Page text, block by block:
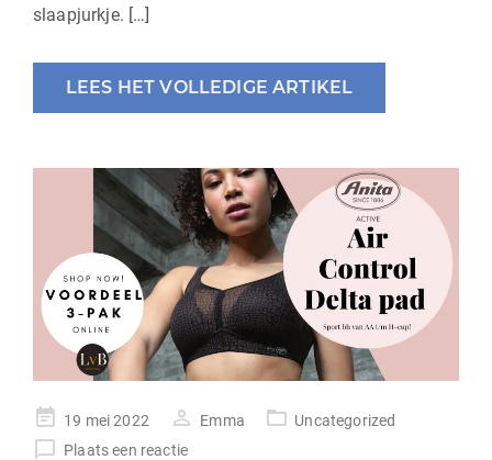
slaapjurkje. […]
LEES HET VOLLEDIGE ARTIKEL
geplaatst
op
19 mei 2022 Emma
Uncategorized
Plaats een reactie